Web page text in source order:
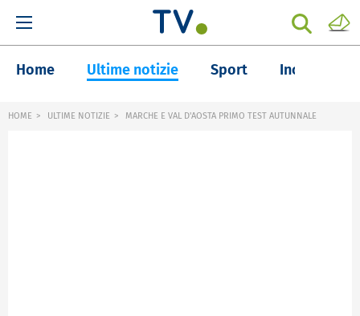
Home Ultime notizie Sport Inchieste
HOME ULTIME NOTIZIE MARCHE E VAL D'AOSTA PRIMO TEST AUTUNNALE